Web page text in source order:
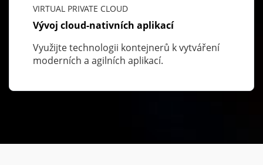
VIRTUAL PRIVATE CLOUD
Vývoj cloud-nativních aplikací
Využijte technologii kontejnerů k vytváření
moderních a agilních aplikací.